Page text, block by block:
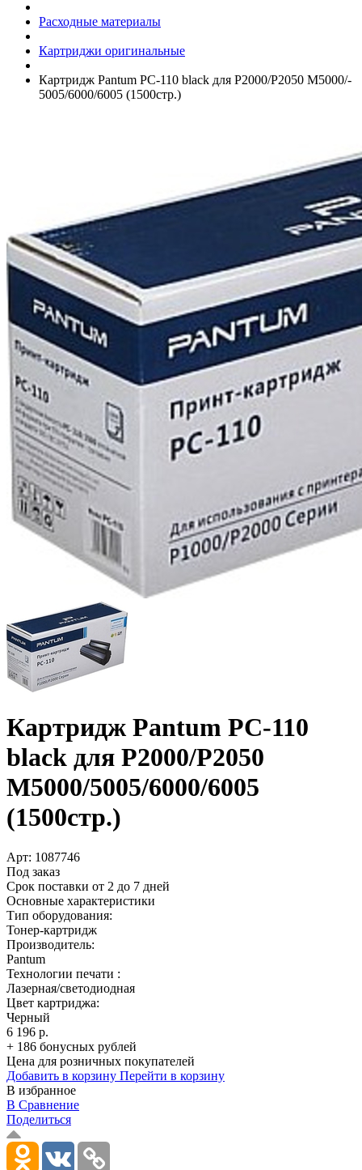
Расходные материалы
Картриджи оригинальные
Картридж Pantum PC-110 black для P2000/­P2050 M5000/­
5005/­6000/­6005 (1500стр.)
Картридж Pantum PC-110
black для P2000/­P2050
M5000/­5005/­6000/­6005
(1500стр.)
Арт: 1087746
Под заказ
Срок поставки от 2 до 7 дней
Основные характеристики
Тип оборудования:
Тонер-картридж
Производитель:
Pantum
Технологии печати :
Лазерная/светодиодная
Цвет картриджа:
Черный
6 196 р.
+ 186 бонусных рублей
Цена для розничных покупателей
Добавить в корзину Перейти в корзину
В избранное
В Сравнение
Поделиться